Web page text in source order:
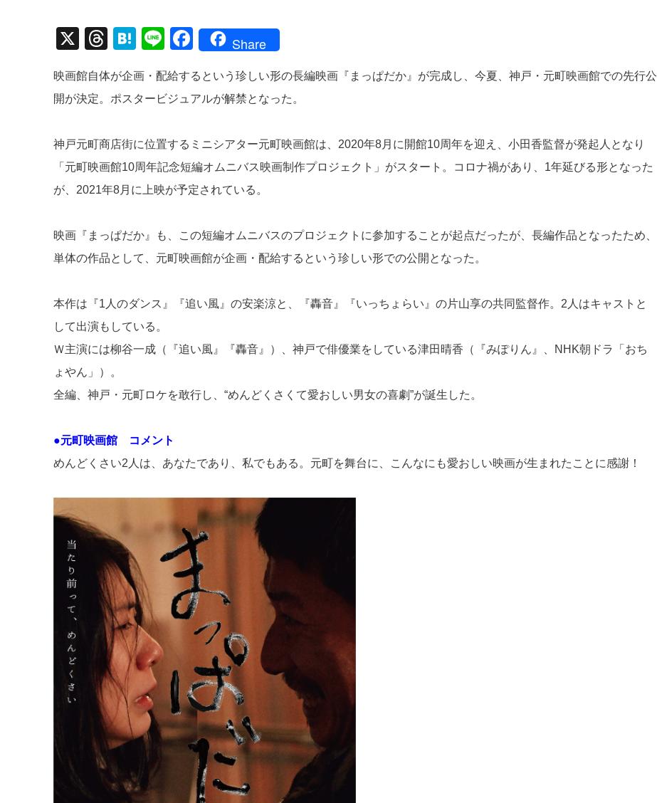
X
T
e
a
s
H
e
n
Li
e
F
c
e
o
o
k
Share
映画館自体が企画・配給するという珍しい形の長編映画『まっぱだか』が完成し、今夏、神戸・元町映画館での先行公
開が決定。ポスタービジュアルが解禁となった。
神戸元町商店街に位置するミニシアター元町映画館は、2020年8月に開館10周年を迎え、小田香監督が発起人となり
「元町映画館10周年記念短編オムニバス映画制作プロジェクト」がスタート。コロナ禍があり、1年延びる形となった
が、2021年8月に上映が予定されている。
映画『まっぱだか』も、この短編オムニバスのプロジェクトに参加することが起点だったが、長編作品となったため、
単体の作品として、元町映画館が企画・配給するという珍しい形での公開となった。
本作は『1人のダンス』『追い風』の安楽涼と、『轟音』『いっちょらい』の片山享の共同監督作。2人はキャストと
して出演もしている。
Ｗ主演には柳谷一成（『追い風』『轟音』）、神戸で俳優業をしている津田晴香（『みぽりん』、NHK朝ドラ「おち
ょやん」）。
全編、神戸・元町ロケを敢行し、“めんどくさくて愛おしい男女の喜劇”が誕生した。
●元町映画館 コメント
めんどくさい2人は、あなたであり、私でもある。元町を舞台に、こんなにも愛おしい映画が生まれたことに感謝！